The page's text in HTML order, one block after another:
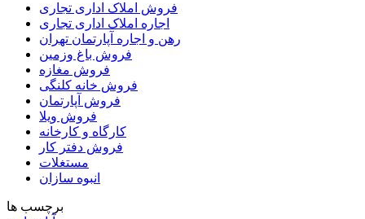
فروش املاک اداری تجاری
اجاره املاک اداری تجاری
رهن و اجاره آپارتمان تهران
فروش باغ وزمین
فروش مغازه
فروش خانه کلنگی
فروش آپارتمان
فروش ویلا
کارگاه و کارخانه
فروش دفتر کار
مستغلات
انبوه سازان
برچسب ها